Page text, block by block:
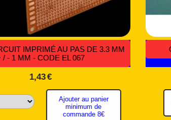
COMMUTATEUR BIPOLAIRE QUATRE
POSITIONS - CODE EL 022
Ajouter au panier minimum de commande
8€